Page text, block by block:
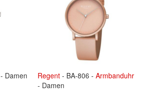
- Damen
Regent - BA-806 - Armbanduhr
- Damen